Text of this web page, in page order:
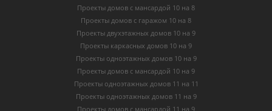
Проекты домов с мансардой 10 на 8
Проекты домов с гаражом 10 на 8
Проекты двухэтажных домов 10 на 9
Проекты каркасных домов 10 на 9
Проекты одноэтажных домов 10 на 9
Проекты домов с мансардой 10 на 9
Проекты одноэтажных домов 11 на 11
Проекты одноэтажных домов 11 на 9
Проекты домов с мансардой 11 на 9